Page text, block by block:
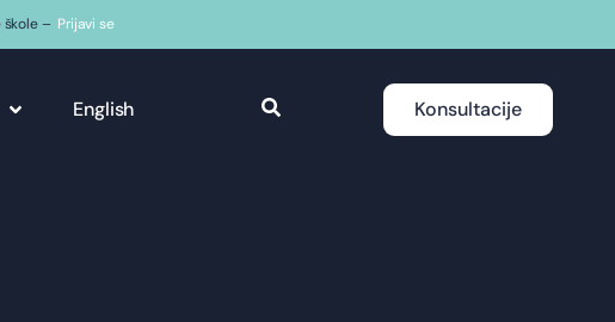
škole – Prijavi se
English Konsultacije